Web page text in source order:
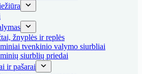
žnyplės ir replės
tvenkinio valymo siurbliai
siurblių priedai
ir pašarai